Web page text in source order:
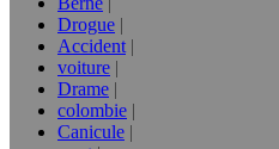
Drogue
Accident
voiture
Drame
colombie
Canicule